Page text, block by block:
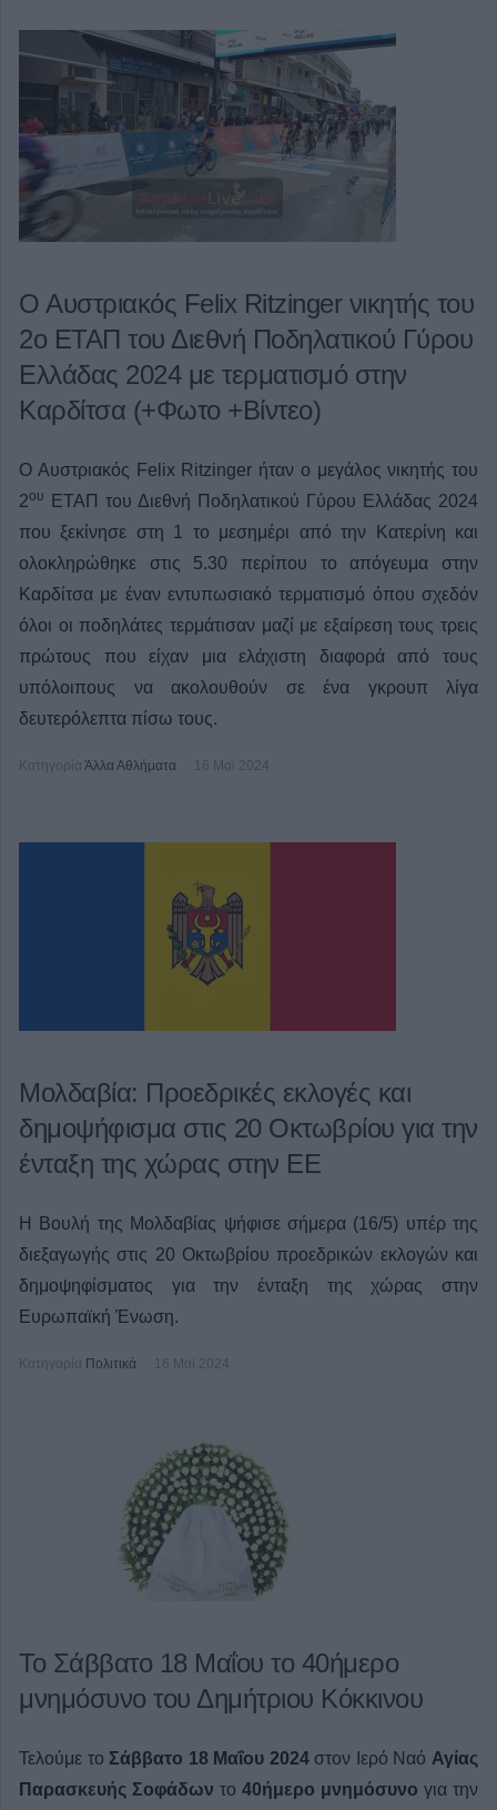
Ο Αυστριακός Felix Ritzinger νικητής του
2ο ΕΤΑΠ του Διεθνή Ποδηλατικού Γύρου
Ελλάδας 2024 με τερματισμό στην
Καρδίτσα (+Φωτο +Βίντεο)
Ο Αυστριακός Felix Ritzinger ήταν ο μεγάλος νικητής του
2ου
ΕΤΑΠ του Διεθνή Ποδηλατικού Γύρου Ελλάδας 2024
που ξεκίνησε στη 1 το μεσημέρι από την Κατερίνη και
ολοκληρώθηκε στις 5.30 περίπου το απόγευμα στην
Καρδίτσα με έναν εντυπωσιακό τερματισμό όπου σχεδόν
όλοι οι ποδηλάτες τερμάτισαν μαζί με εξαίρεση τους τρεις
πρώτους που είχαν μια ελάχιστη διαφορά από τους
υπόλοιπους να ακολουθούν σε ένα γκρουπ λίγα
δευτερόλεπτα πίσω τους.
Κατηγορία Άλλα Αθλήματα 16 Μαϊ 2024
Μολδαβία: Προεδρικές εκλογές και
δημοψήφισμα στις 20 Οκτωβρίου για την
ένταξη της χώρας στην ΕΕ
Η Βουλή της Μολδαβίας ψήφισε σήμερα (16/5) υπέρ της
διεξαγωγής στις 20 Οκτωβρίου προεδρικών εκλογών και
δημοψηφίσματος για την ένταξη της χώρας στην
Ευρωπαϊκή Ένωση.
Κατηγορία Πολιτικά 16 Μαϊ 2024
Το Σάββατο 18 Μαΐου το 40ήμερο
μνημόσυνο του Δημήτριου Κόκκινου
Τελούμε το Σάββατο 18 Μαΐου 2024στον Ιερό Ναό Αγίας
Παρασκευής Σοφάδων το 40ήμερο μνημόσυνο για την